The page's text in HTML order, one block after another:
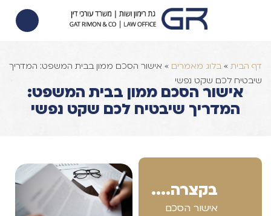
דף הבית »בלוג מאמרים » אישור הסכם ממון בבית המשפט: המדריך
שיבטיח לכם שקט נפשי
אישור הסכם ממון בבית המשפט:
המדריך שיבטיח לכם שקט נפשי
בקצרה....
אישור הסכם